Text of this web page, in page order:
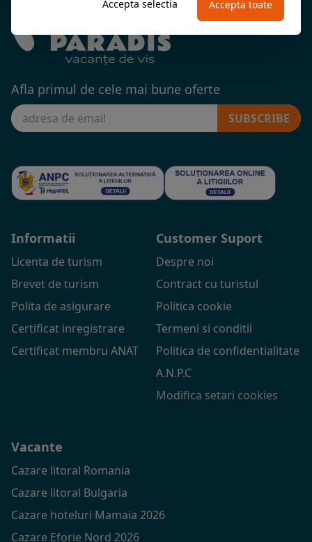
Afla primul de cele mai bune oferte
SUBSCRIBE
Informatii
Licenta de turism
Brevet de turism
Polita de asigurare
Certificat inregistrare
Certificat membru ANAT
Customer Suport
Despre noi
Contract cu turistul
Politica cookie
Termeni si conditii
Politica de confidentialitate
A.N.P.C
Modifica setari cookies
Vacante
Cazare litoral Romania
Cazare litoral Bulgaria
Cazare hoteluri Mamaia 2026
Cazare Eforie Nord 2026
Accepta selectia Accepta toate